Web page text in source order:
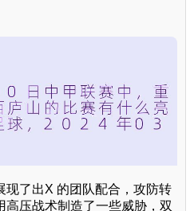
现了出X 的团队配合，攻防转
压战术制造了一些威胁，双